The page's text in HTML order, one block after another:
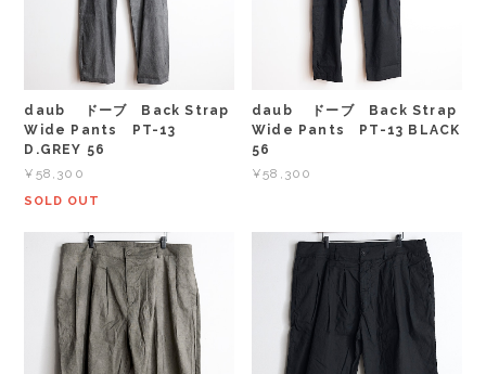
daub ドーブ Back Strap
Wide Pants PT-13
D.GREY 56
¥58,300
SOLD OUT
daub ドーブ Back Strap
Wide Pants PT-13 BLACK
56
¥58,300